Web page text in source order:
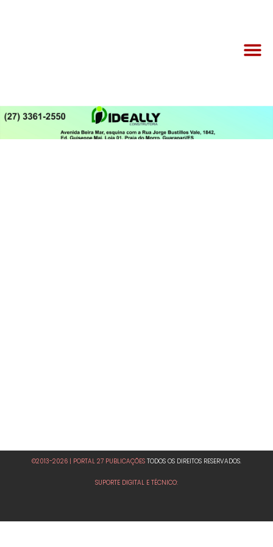
©2013-2026 | PORTAL 27 PUBLICAÇÕES TODOS OS DIREITOS RESERVADOS.
SUPORTE DIGITAL E TÉCNICO: